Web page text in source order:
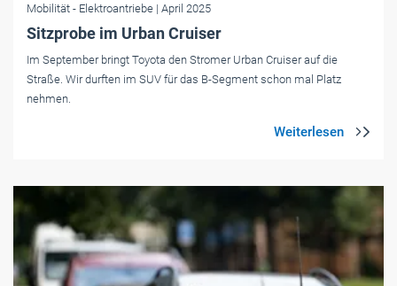
Mobilität - Elektroantriebe | April 2025
Sitzprobe im Urban Cruiser
Im September bringt Toyota den Stromer Urban Cruiser auf die
Straße. Wir durften im SUV für das B-Segment schon mal Platz
nehmen.